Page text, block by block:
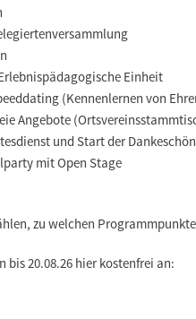
Einheit
(Kennenlernen von
Angebote
und Start der
mit Open Stage
zu welchen
bis 20.08.26 hier kostenfrei an: